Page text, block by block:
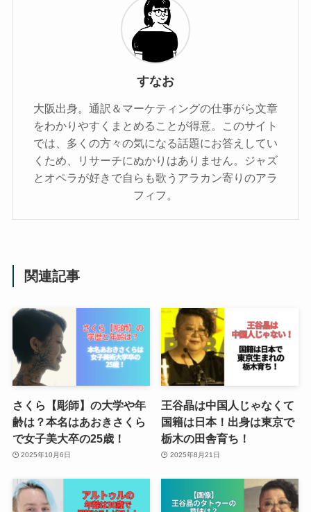
すなお
大阪出身。通訳＆マーケティングの仕事がら文章
をわかりやすくまとめることが得意。このサイト
では、多くの方々の気になる話題にお答えしてい
くため、リサーチにぬかりはありません。ジャズ
とオペラが好きで自らも歌うアラカン寄りのアラ
フィフ。
関連記事
さくら【彫師】の大学や年
齢は？本名はあおきさくら
で女子美大卒の25歳！
2025年10月6日
王谷晶は中国人じゃなくて
国籍は日本！出身は東京で
栃木の田舎育ち！
2025年8月21日